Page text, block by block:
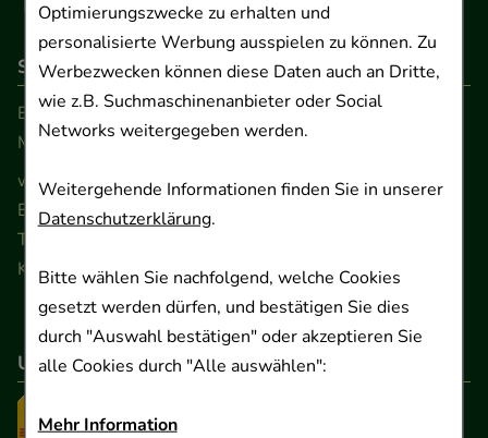
Optimierungszwecke zu erhalten und
personalisierte Werbung ausspielen zu können. Zu
Werbezwecken können diese Daten auch an Dritte,
wie z.B. Suchmaschinenanbieter oder Social
Networks weitergegeben werden.
Weitergehende Informationen finden Sie in unserer
Datenschutzerklärung.
Bitte wählen Sie nachfolgend, welche Cookies
gesetzt werden dürfen, und bestätigen Sie dies
durch "Auswahl bestätigen" oder akzeptieren Sie
alle Cookies durch "Alle auswählen":
Mehr Information
So erreichen Sie uns
Beratung und Kundenservice:
Montag - Freitag von 9.00 bis 17.00 Uhr
www.ApoSalis.de· E-Mail:info@ApoSalis.de
Ernst-August-Platz 2 · 30159 Hannover
Telefon 0511 89 71 80 0 · Fax 0511 89 71 80 11
Kontaktformular
Unser Versanddienstleister